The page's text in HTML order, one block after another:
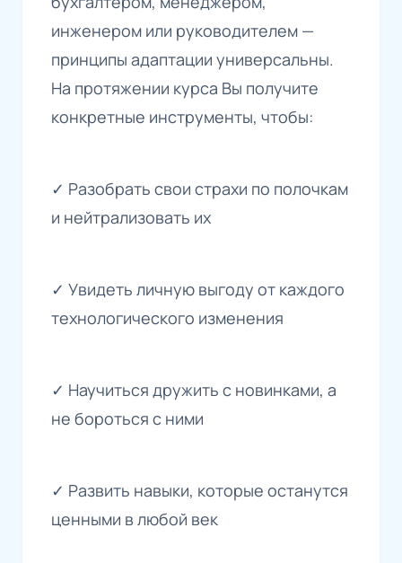
инженером или руководителем —
принципы адаптации универсальны.
На протяжении курса Вы получите
конкретные инструменты, чтобы:
✓ Разобрать свои страхи по полочкам
и нейтрализовать их
✓ Увидеть личную выгоду от каждого
технологического изменения
✓ Научиться дружить с новинками, а
не бороться с ними
✓ Развить навыки, которые останутся
ценными в любой век